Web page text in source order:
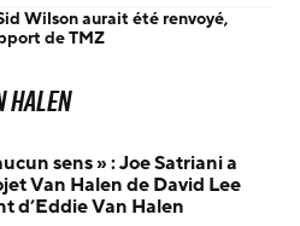
Wilson aurait été renvoyé,
de TMZ
Halen
sens » : Joe Satriani a
Van Halen de David Lee
d’Eddie Van Halen